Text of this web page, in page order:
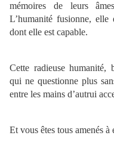
mémoires de leurs
L’humanité fusionne,
dont elle est capable.
Cette radieuse humanité,
qui ne questionne plus
entre les mains d’autrui
Et vous êtes tous amenés à